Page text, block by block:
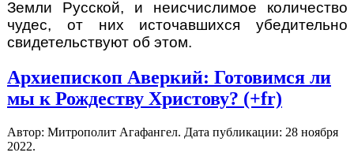
Земли Русской, и неисчислимое количество
чудес, от них источавшихся убедительно
свидетельствуют об этом.
Архиепископ Аверкий: Готовимся ли
мы к Рождеству Христову? (+fr)
Автор: Митрополит Агафангел. Дата публикации: 28 ноября
2022.